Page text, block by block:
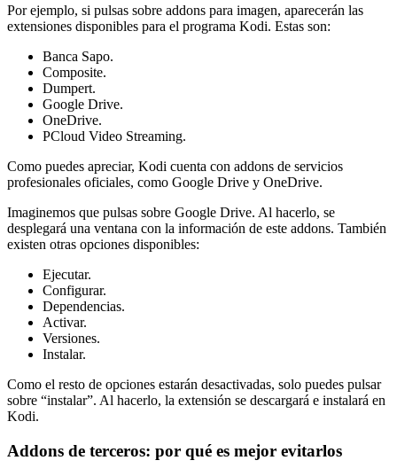
Por ejemplo, si pulsas sobre addons para imagen, aparecerán las
extensiones disponibles para el programa Kodi. Estas son:
Banca Sapo.
Composite.
Dumpert.
Google Drive.
OneDrive.
PCloud Video Streaming.
Como puedes apreciar, Kodi cuenta con addons de servicios
profesionales oficiales, como Google Drive y OneDrive.
Imaginemos que pulsas sobre Google Drive. Al hacerlo, se
desplegará una ventana con la información de este addons. También
existen otras opciones disponibles:
Ejecutar.
Configurar.
Dependencias.
Activar.
Versiones.
Instalar.
Como el resto de opciones estarán desactivadas, solo puedes pulsar
sobre “instalar”. Al hacerlo, la extensión se descargará e instalará en
Kodi.
Addons de terceros: por qué es mejor evitarlos